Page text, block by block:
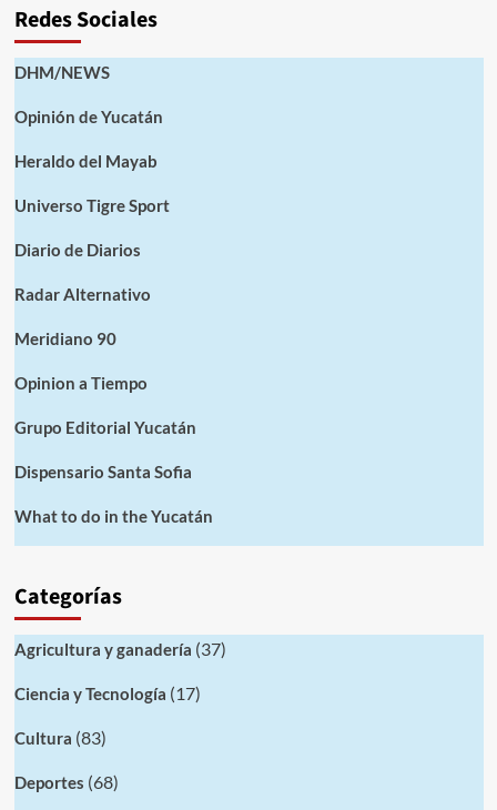
Redes Sociales
DHM/NEWS
Opinión de Yucatán
Heraldo del Mayab
Universo Tigre Sport
Diario de Diarios
Radar Alternativo
Meridiano 90
Opinion a Tiempo
Grupo Editorial Yucatán
Dispensario Santa Sofia
What to do in the Yucatán
Categorías
Agricultura y ganadería (37)
Ciencia y Tecnología (17)
Cultura (83)
Deportes (68)